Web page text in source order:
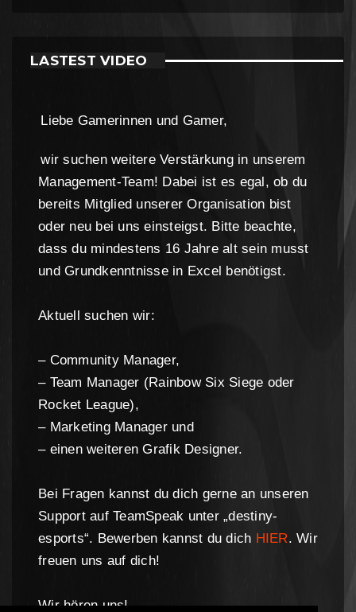
LASTEST VIDEO
Liebe Gamerinnen und Gamer,
wir suchen weitere Verstärkung in unserem
Management-Team! Dabei ist es egal, ob du
bereits Mitglied unserer Organisation bist
oder neu bei uns einsteigst. Bitte beachte,
dass du mindestens 16 Jahre alt sein musst
und Grundkenntnisse in Excel benötigst.
Aktuell suchen wir:
– Community Manager,
– Team Manager (Rainbow Six Siege oder
Rocket League),
– Marketing Manager und
– einen weiteren Grafik Designer.
Bei Fragen kannst du dich gerne an unseren
Support auf TeamSpeak unter „destiny-
esports“. Bewerben kannst du dich HIER. Wir
freuen uns auf dich!
Wir hören uns!